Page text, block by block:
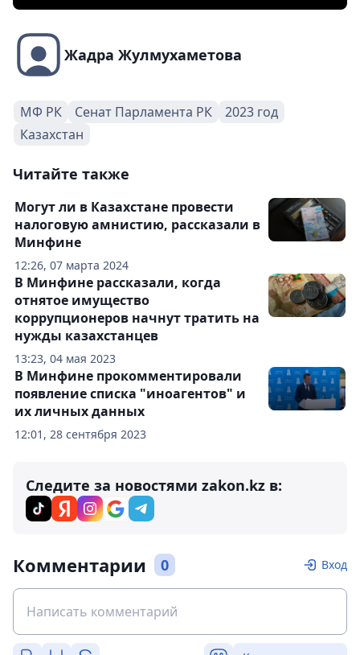
Жадра Жулмухаметова
МФ РК Сенат Парламента РК
2023 год
Казахстан
Читайте также
12:26, 07 марта 2024
Могут ли в Казахстане провести
налоговую амнистию, рассказали в
Минфине
13:23, 04 мая 2023
В Минфине рассказали, когда
отнятое имущество
коррупционеров начнут тратить на
нужды казахстанцев
12:01, 28 сентября 2023
В Минфине прокомментировали
появление списка "иноагентов" и
их личных данных
Следите за новостями zakon.kz в:
Комментарии 0 Вход